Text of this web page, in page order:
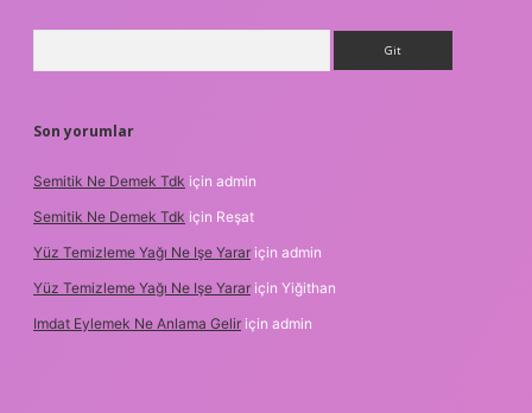
Son yorumlar
Semitik Ne Demek Tdk için admin
Semitik Ne Demek Tdk için Reşat
Yüz Temizleme Yağı Ne Işe Yarar için admin
Yüz Temizleme Yağı Ne Işe Yarar için Yiğithan
Imdat Eylemek Ne Anlama Gelir için admin